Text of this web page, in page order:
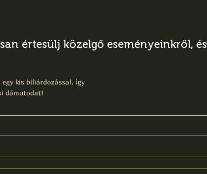
értesülj közelgő eseményeinkről, és
egy kis biliárdozással, így
dámutodat!